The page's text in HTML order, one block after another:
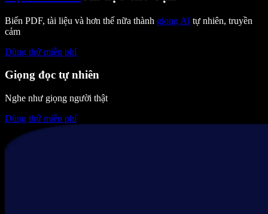
Biến PDF, tài liệu và hơn thế nữa thành giọng AI tự nhiên, truyền
cảm
Dùng thử miễn phí
Giọng đọc tự nhiên
Nghe như giọng người thật
Dùng thử miễn phí